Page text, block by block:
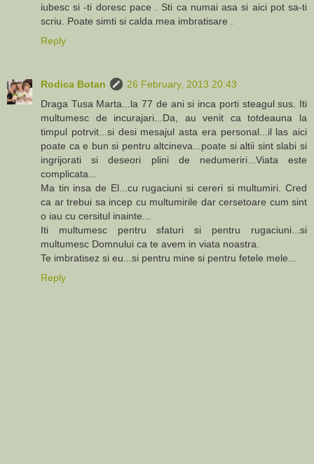
iubesc si -ti doresc pace . Sti ca numai asa si aici pot sa-ti
scriu. Poate simti si calda mea imbratisare .
Reply
Rodica Botan
26 February, 2013 20:43
Draga Tusa Marta...la 77 de ani si inca porti steagul sus. Iti
multumesc de incurajari...Da, au venit ca totdeauna la
timpul potrvit...si desi mesajul asta era personal...il las aici
poate ca e bun si pentru altcineva...poate si altii sint slabi si
ingrijorati si deseori plini de nedumeriri...Viata este
complicata...
Ma tin insa de El...cu rugaciuni si cereri si multumiri. Cred
ca ar trebui sa incep cu multumirile dar cersetoare cum sint
o iau cu cersitul inainte...
Iti multumesc pentru sfaturi si pentru rugaciuni...si
multumesc Domnului ca te avem in viata noastra.
Te imbratisez si eu...si pentru mine si pentru fetele mele...
Reply